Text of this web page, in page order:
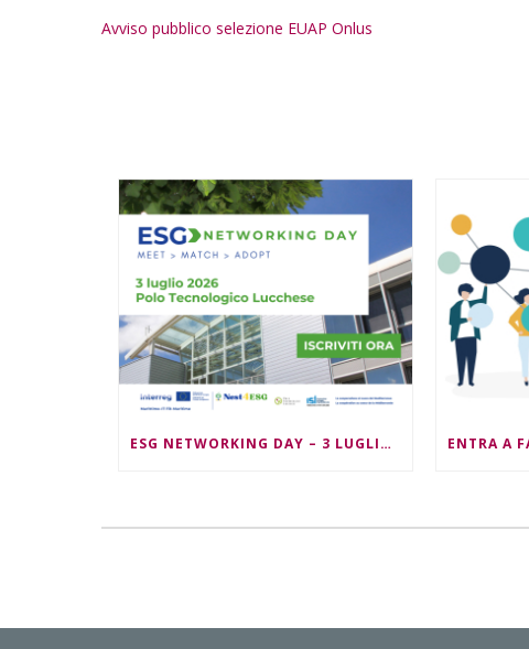
Avviso pubblico selezione EUAP Onlus
ESG NETWORKING DAY – 3 LUGLIO 2026 – ORE 09:30/13:00